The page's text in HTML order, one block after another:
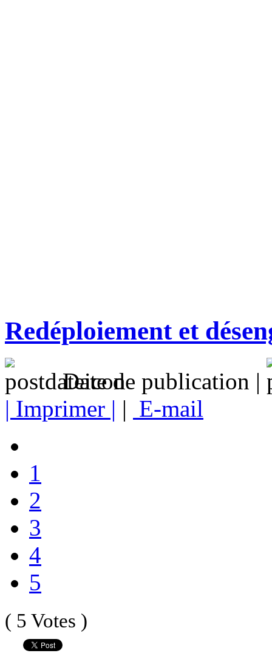
Redéploiement et
Date de publication |
| Imprimer | | E-mail
1
2
3
4
5
( 5 Votes )